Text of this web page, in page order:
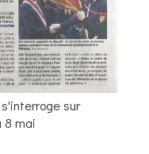
sur
8 mai